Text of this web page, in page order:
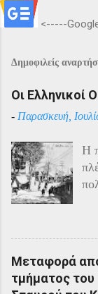
<-----
Δημοφιλείς
Οι Ελληνικοί
- Παρασκευή,
Η
Μεταφορά
τμήματος του